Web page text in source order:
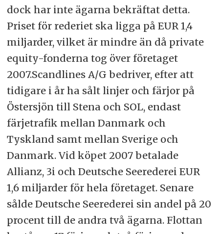
dock har inte ägarna bekräftat detta.
Priset för rederiet ska ligga på EUR 1,4
miljarder, vilket är mindre än då private
equity-fonderna tog över företaget
2007.Scandlines A/G bedriver, efter att
tidigare i år ha sålt linjer och färjor på
Östersjön till Stena och SOL, endast
färjetrafik mellan Danmark och
Tyskland samt mellan Sverige och
Danmark. Vid köpet 2007 betalade
Allianz, 3i och Deutsche Seerederei EUR
1,6 miljarder för hela företaget. Senare
sålde Deutsche Seerederei sin andel på 20
procent till de andra två ägarna. Flottan